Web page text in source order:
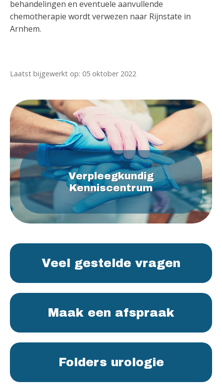
behandelingen en eventuele aanvullende
chemotherapie wordt verwezen naar Rijnstate in
Arnhem.
Laatst bijgewerkt op: 05 oktober 2022
Verpleegkundig
Kenniscentrum
Veel gestelde vragen
Maak een afspraak
Folders urologie